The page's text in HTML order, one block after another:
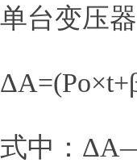
单台变压
式中：